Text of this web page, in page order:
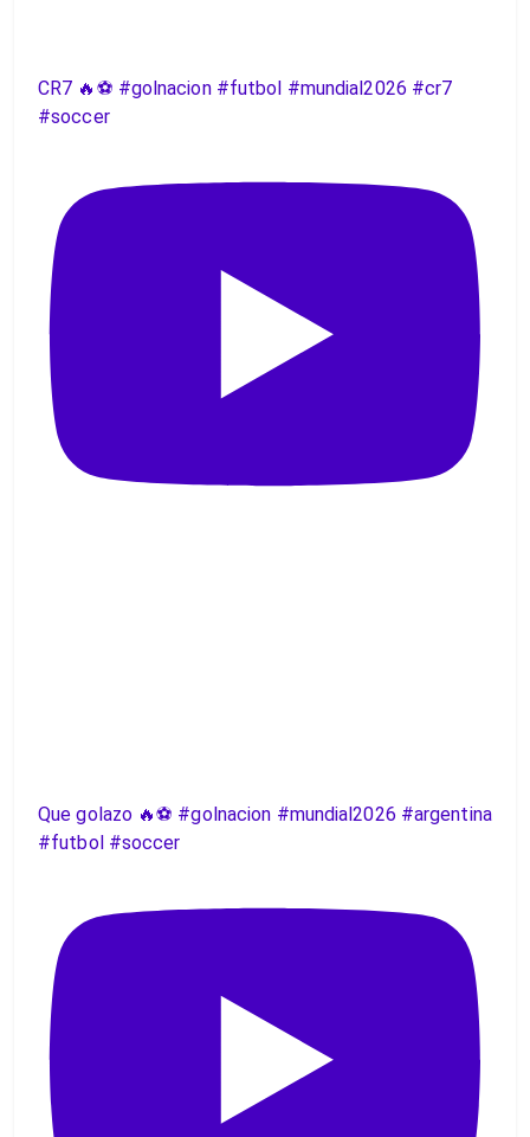
CR7 🔥⚽️ #golnacion #futbol #mundial2026 #cr7
#soccer
Que golazo 🔥⚽️ #golnacion #mundial2026 #argentina
#futbol #soccer